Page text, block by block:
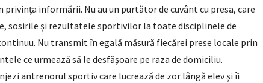
informării. Nu au un purtător de cuvânt cu presa, care
sosirile și rezultatele sportivilor la toate disciplinele de
Nu transmit în egală măsură fiecărei prese locale prin
ce urmează să le desfășoare pe raza de domiciliu.
antrenorul sportiv care lucrează de zor lângă elev și îi